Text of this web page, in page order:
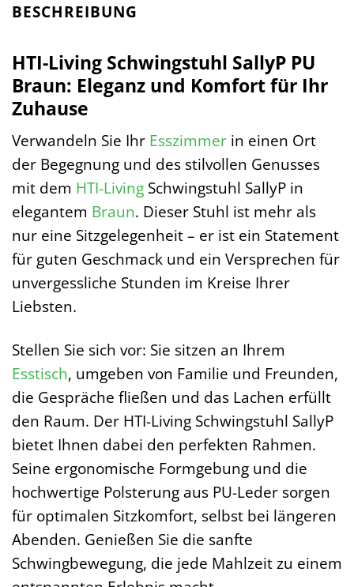
BESCHREIBUNG
HTI-Living Schwingstuhl SallyP PU
Braun: Eleganz und Komfort für Ihr
Zuhause
Verwandeln Sie Ihr Esszimmer in einen Ort
der Begegnung und des stilvollen Genusses
mit dem HTI-Living Schwingstuhl SallyP in
elegantem Braun. Dieser Stuhl ist mehr als
nur eine Sitzgelegenheit – er ist ein Statement
für guten Geschmack und ein Versprechen für
unvergessliche Stunden im Kreise Ihrer
Liebsten.
Stellen Sie sich vor: Sie sitzen an Ihrem
Esstisch, umgeben von Familie und Freunden,
die Gespräche fließen und das Lachen erfüllt
den Raum. Der HTI-Living Schwingstuhl SallyP
bietet Ihnen dabei den perfekten Rahmen.
Seine ergonomische Formgebung und die
hochwertige Polsterung aus PU-Leder sorgen
für optimalen Sitzkomfort, selbst bei längeren
Abenden. Genießen Sie die sanfte
Schwingbewegung, die jede Mahlzeit zu einem